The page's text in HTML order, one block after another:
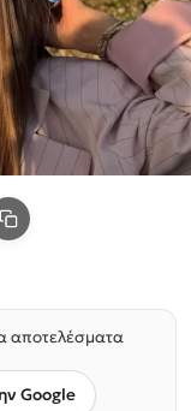
αποτελέσματα
Google